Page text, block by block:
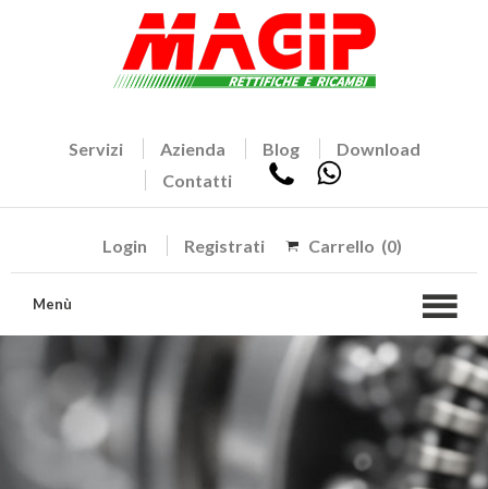
Servizi Azienda Blog
Download
Contatti
Login Registrati Carrello (0)
Menù